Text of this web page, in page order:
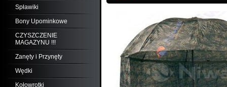
Spławiki
Bony Upominkowe
CZYSZCZENIE
MAGAZYNU !!!
Zanęty i Przynęty
Wędki
Kołowrotki